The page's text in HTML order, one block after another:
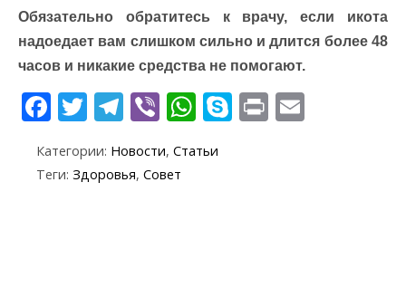
Обязательно обратитесь к врачу, если икота
надоедает вам слишком сильно и длится более 48
часов и никакие средства не помогают.
F
ac
e
b
T
w
itt
er
T
el
e
gr
Vi
b
er
W
h
at
S
k
Pr
in
Категории: Новости, Статьи
Теги: Здоровья, Совет